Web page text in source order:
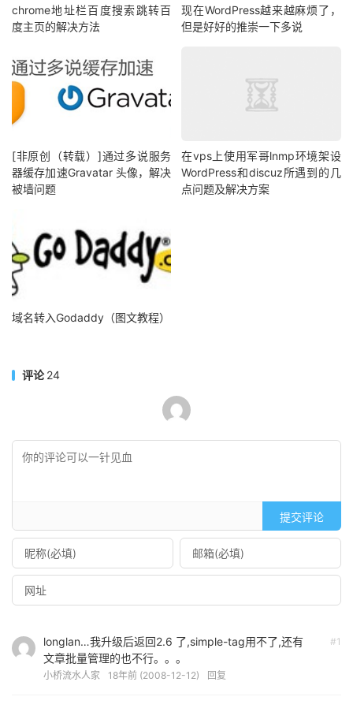
chrome地址栏百度搜索跳转百
度主页的解决方法
现在WordPress越来越麻烦了，
但是好好的推崇一下多说
[非原创（转载）]通过多说服务
器缓存加速Gravatar 头像，解决
被墙问题
在vps上使用军哥lnmp环境架设
WordPress和discuz所遇到的几
点问题及解决方案
域名转入Godaddy（图文教程）
评论24
提交评论
#1
longlan…我升级后返回2.6 了,simple-tag用不了,还有
文章批量管理的也不行。。。
小桥流水人家 18年前 (2008-12-12) 回复